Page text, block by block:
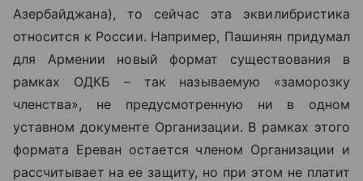
Азербайджана), то сейчас эта эквилибристика
относится к России. Например, Пашинян придумал
для Армении новый формат существования в
рамках ОДКБ – так называемую «заморозку
членства», не предусмотренную ни в одном
уставном документе Организации. В рамках этого
формата Ереван остается членом Организации и
рассчитывает на ее защиту, но при этом не платит